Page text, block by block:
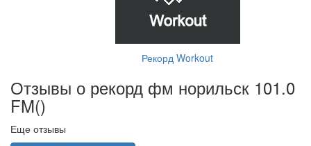
Рекорд Workout
Отзывы о рекорд фм норильск 101.0
FM()
Еще отзывы